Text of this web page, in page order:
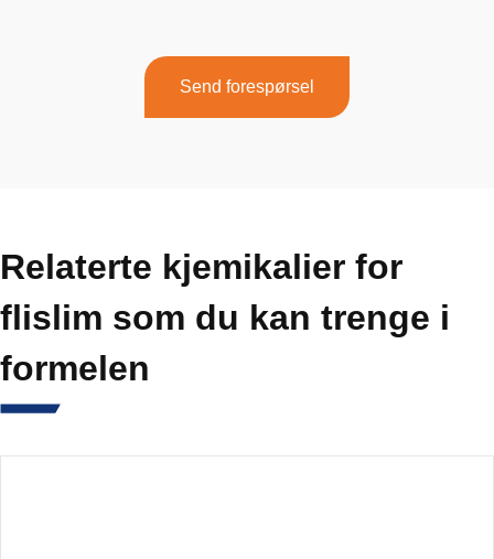
Send forespørsel
Relaterte kjemikalier for
flislim som du kan trenge i
formelen